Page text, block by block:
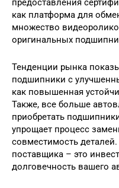
предоставления
как платформа для
множество
оригинальных
Тенденции рынка
подшипники с
как повышенная
Также, все больше
приобретать
упрощает процесс
совместимость
поставщика – это
долговечность вашего